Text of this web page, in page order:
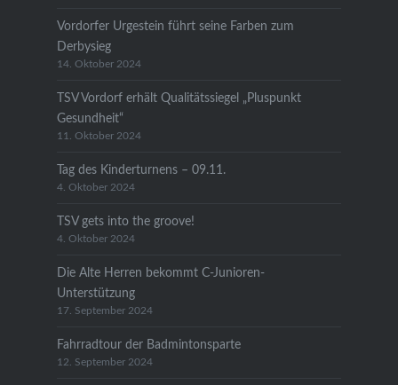
Vordorfer Urgestein führt seine Farben zum
Derbysieg
14. Oktober 2024
TSV Vordorf erhält Qualitätssiegel „Pluspunkt
Gesundheit“
11. Oktober 2024
Tag des Kinderturnens – 09.11.
4. Oktober 2024
TSV gets into the groove!
4. Oktober 2024
Die Alte Herren bekommt C-Junioren-
Unterstützung
17. September 2024
Fahrradtour der Badmintonsparte
12. September 2024